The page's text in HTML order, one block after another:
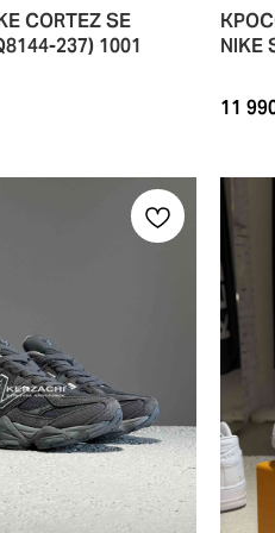
CORTEZ SE
237) 1001
NIKE
YUTO
ВЕРХ:
11